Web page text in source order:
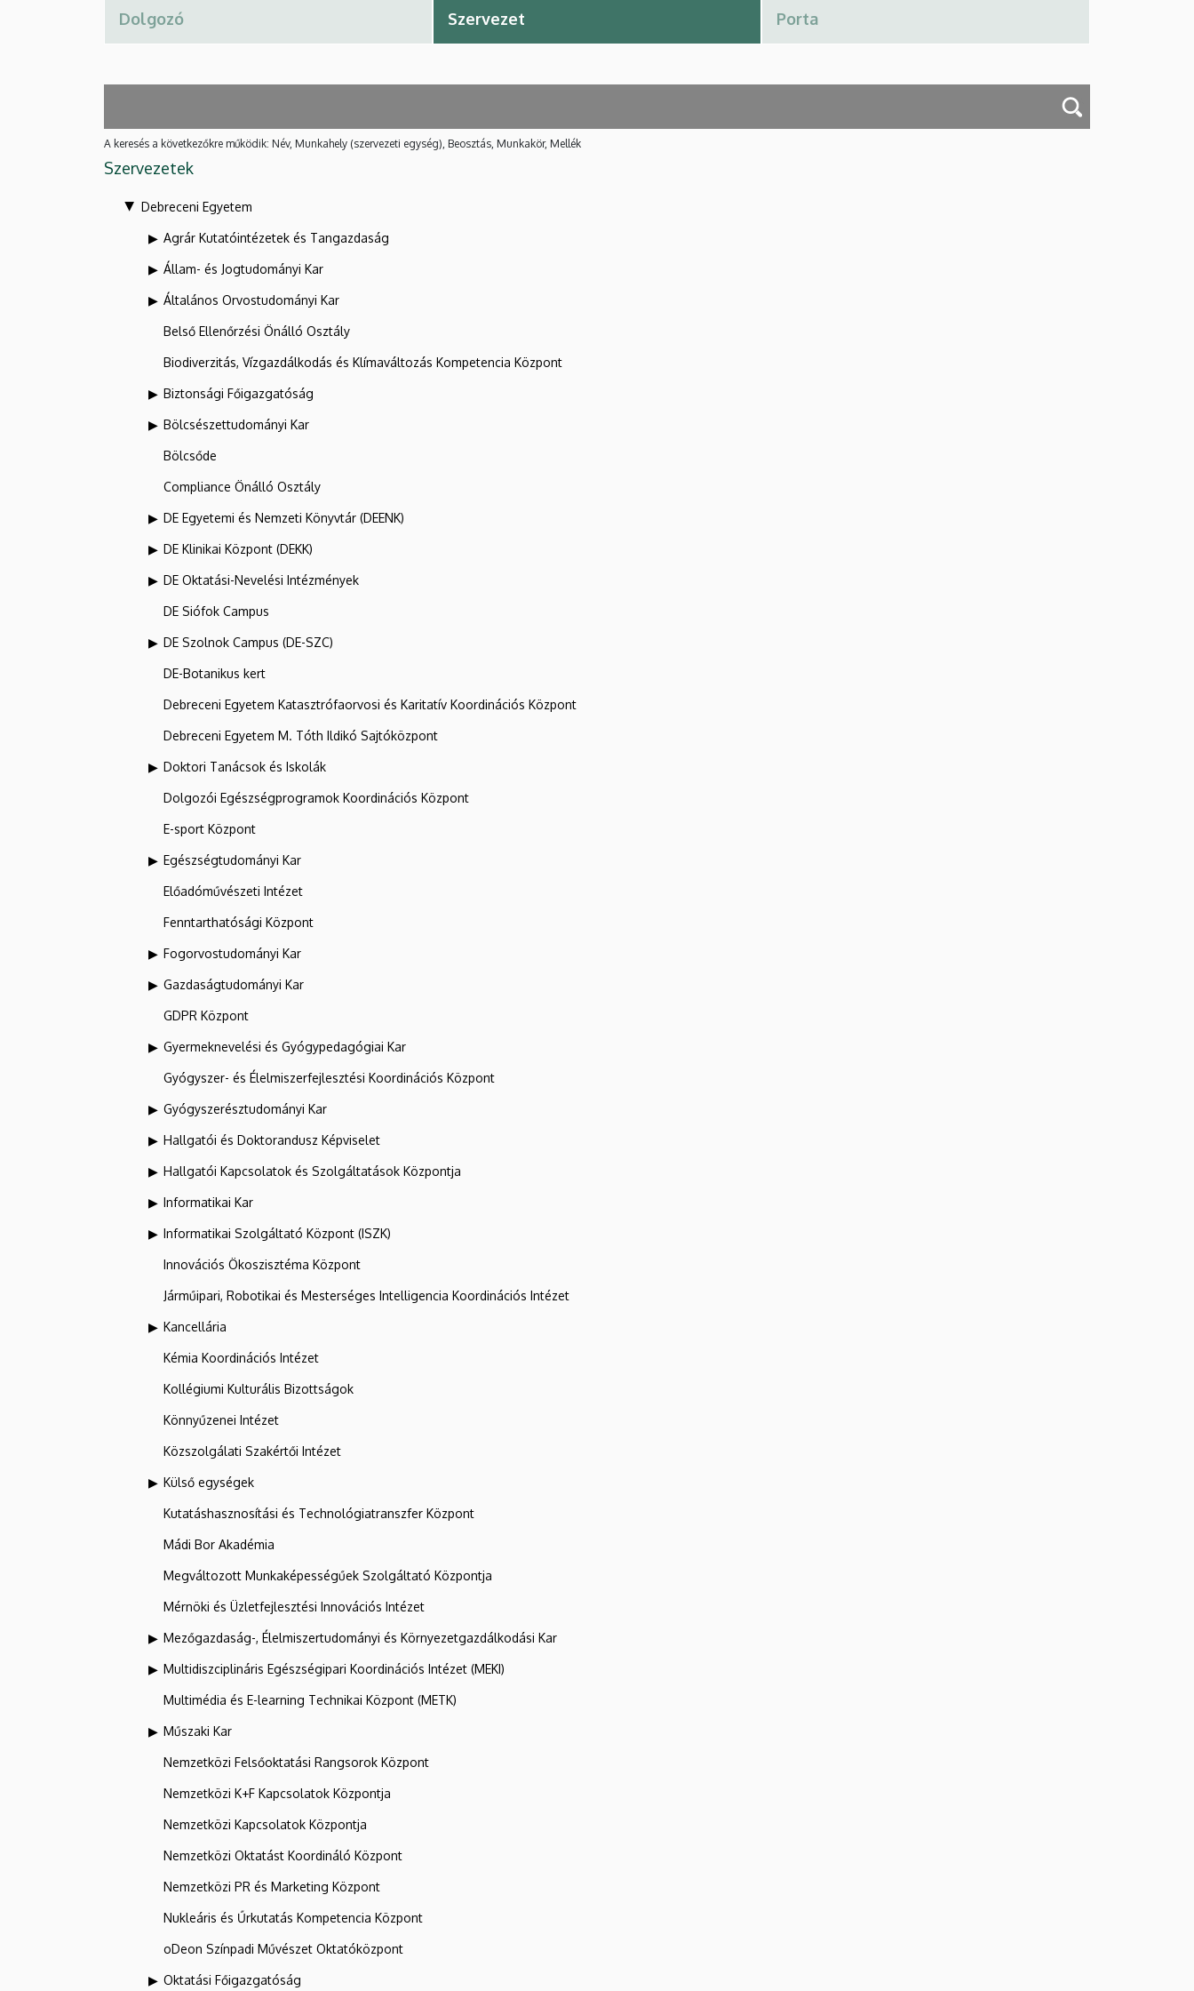
A keresés a következőkre működik: Név, Munkahely (szervezeti egység), Beosztás, Munkakör, Mellék
Szervezetek
Debreceni Egyetem
Agrár Kutatóintézetek és Tangazdaság
Állam- és Jogtudományi Kar
Általános Orvostudományi Kar
Belső Ellenőrzési Önálló Osztály
Biodiverzitás, Vízgazdálkodás és Klímaváltozás Kompetencia Központ
Biztonsági Főigazgatóság
Bölcsészettudományi Kar
Bölcsőde
Compliance Önálló Osztály
DE Egyetemi és Nemzeti Könyvtár (DEENK)
DE Klinikai Központ (DEKK)
DE Oktatási-Nevelési Intézmények
DE Siófok Campus
DE Szolnok Campus (DE-SZC)
DE-Botanikus kert
Debreceni Egyetem Katasztrófaorvosi és Karitatív Koordinációs Központ
Debreceni Egyetem M. Tóth Ildikó Sajtóközpont
Doktori Tanácsok és Iskolák
Dolgozói Egészségprogramok Koordinációs Központ
E-sport Központ
Egészségtudományi Kar
Előadóművészeti Intézet
Fenntarthatósági Központ
Fogorvostudományi Kar
Gazdaságtudományi Kar
GDPR Központ
Gyermeknevelési és Gyógypedagógiai Kar
Gyógyszer- és Élelmiszerfejlesztési Koordinációs Központ
Gyógyszerésztudományi Kar
Hallgatói és Doktorandusz Képviselet
Hallgatói Kapcsolatok és Szolgáltatások Központja
Informatikai Kar
Informatikai Szolgáltató Központ (ISZK)
Innovációs Ökoszisztéma Központ
Járműipari, Robotikai és Mesterséges Intelligencia Koordinációs Intézet
Kancellária
Kémia Koordinációs Intézet
Kollégiumi Kulturális Bizottságok
Könnyűzenei Intézet
Közszolgálati Szakértői Intézet
Külső egységek
Kutatáshasznosítási és Technológiatranszfer Központ
Mádi Bor Akadémia
Megváltozott Munkaképességűek Szolgáltató Központja
Mérnöki és Üzletfejlesztési Innovációs Intézet
Mezőgazdaság-, Élelmiszertudományi és Környezetgazdálkodási Kar
Multidiszciplináris Egészségipari Koordinációs Intézet (MEKI)
Multimédia és E-learning Technikai Központ (METK)
Műszaki Kar
Nemzetközi Felsőoktatási Rangsorok Központ
Nemzetközi K+F Kapcsolatok Központja
Nemzetközi Kapcsolatok Központja
Nemzetközi Oktatást Koordináló Központ
Nemzetközi PR és Marketing Központ
Nukleáris és Űrkutatás Kompetencia Központ
oDeon Színpadi Művészet Oktatóközpont
Oktatási Főigazgatóság